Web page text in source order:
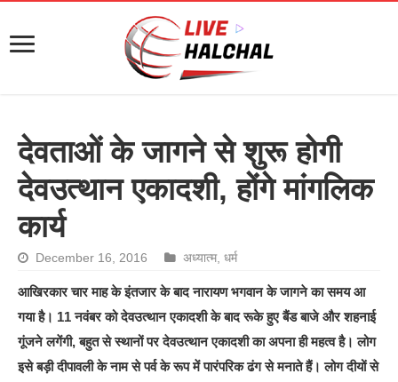
देवताओं के जागने से शुरू होगी
देवउत्थान एकादशी, होंगे मांगलिक
कार्य
December 16, 2016 अध्यात्म,धर्म
आखिरकार चार माह के इंतजार के बाद नारायण भगवान के जागने का समय आ
गया है। 11 नवंबर को देवउत्थान एकादशी के बाद रूके हुए बैंड बाजे और शहनाई
गूंजने लगेंगी, बहुत से स्थानों पर देवउत्थान एकादशी का अपना ही महत्व है। लोग
इसे बड़ी दीपावली के नाम से पर्व के रूप में पारंपरिक ढंग से मनाते हैं। लोग दीयों से